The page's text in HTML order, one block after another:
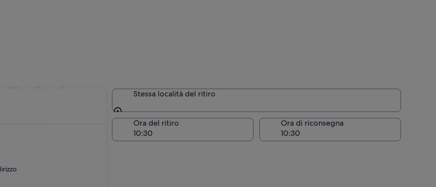
Scala
Teatro alla Scala
Stessa località del ritiro
Stessa località del ritiro
Ora del ritiro Ora di riconsegna
supplemento aggiuntivo.